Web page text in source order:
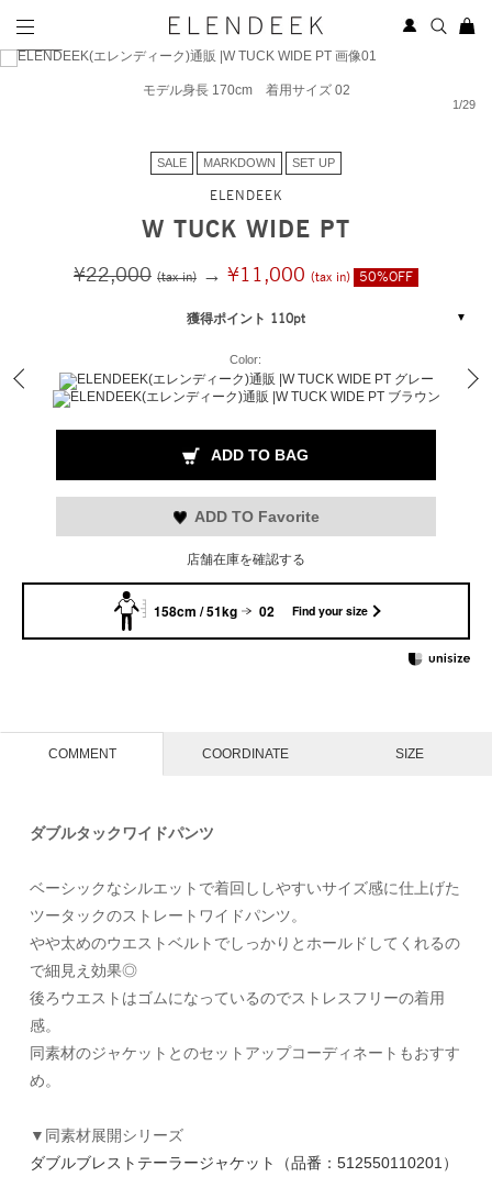
1/29
モデル身長 170cm 着用サイズ 02
SALE MARKDOWN SET UP
ELENDEEK
W TUCK WIDE PT
¥22,000 (tax in) → ¥11,000 (tax in) 50%OFF
獲得ポイント 110pt
Color:
ADD TO BAG
ADD TO Favorite
店舗在庫を確認する
158cm / 51kg 02 Find your size
COMMENT COORDINATE SIZE
ダブルタックワイドパンツ
ベーシックなシルエットで着回ししやすいサイズ感に仕上げた
ツータックのストレートワイドパンツ。
やや太めのウエストベルトでしっかりとホールドしてくれるの
で細見え効果◎
後ろウエストはゴムになっているのでストレスフリーの着用
感。
同素材のジャケットとのセットアップコーディネートもおすす
め。
▼同素材展開シリーズ
ダブルブレストテーラージャケット（品番：512550110201）